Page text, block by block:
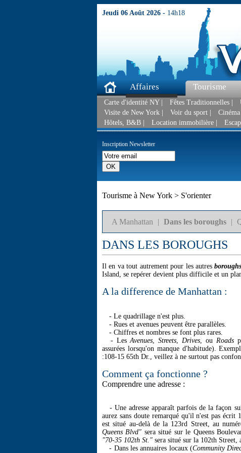
Jeudi 06 Août 2026 - 14h18
Affaires Tourisme
Carte d'identité NY | Fêtes Traditionnelles |
Visite de New York |
Voir du sport | Cinéma |
Hôtels, B&B |
Location immobilière |
Inscription Newsletter
Tourisme à New York > S'orienter
A Manhattan | Dans les boroughs |
DANS LES BOROUGHS
Il en va tout autrement pour les autresboroughs
Island, se repérer devient plus difficile et un
A la difference de Manhattan :
- Le quadrillage n'est plus.
- Rues et avenues peuvent être parallèles.
- Chiffres et nombres se font plus rares.
- LesAvenues,Streets,Drives, ou Roads
assurées lorsqu'on manque d'habitude).
:108-15 65th Dr., veillez à ne surtout pas
Comment ça fonctionne ?
Comprendre une adresse :
- Une adresse apparaît parfois de la façon
aurez sans doute remarqué qu'il n'est pas
est situé au-delà de la 123rd Street, au
Queens Blvd" sera situé sur le Queens
"70-35 102th St." sera situé sur la 102th
- Dans les annuaires locaux (Community